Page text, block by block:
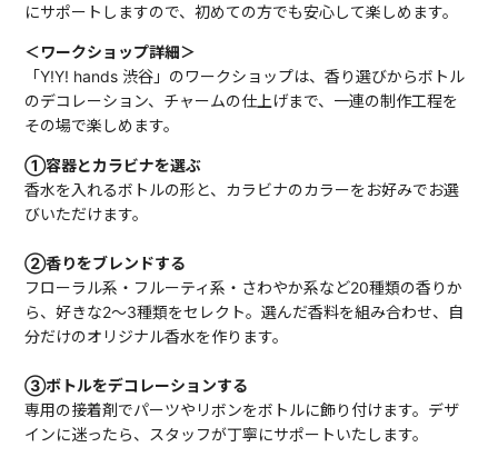
にサポートしますので、初めての方でも安心して楽しめます。
＜ワークショップ詳細＞
「Y!Y! hands 渋谷」のワークショップは、香り選びからボトル
のデコレーション、チャームの仕上げまで、一連の制作工程を
その場で楽しめます。
①容器とカラビナを選ぶ
香水を入れるボトルの形と、カラビナのカラーをお好みでお選
びいただけます。
②香りをブレンドする
フローラル系・フルーティ系・さわやか系など20種類の香りか
ら、好きな2〜3種類をセレクト。選んだ香料を組み合わせ、自
分だけのオリジナル香水を作ります。
③ボトルをデコレーションする
専用の接着剤でパーツやリボンをボトルに飾り付けます。デザ
インに迷ったら、スタッフが丁寧にサポートいたします。